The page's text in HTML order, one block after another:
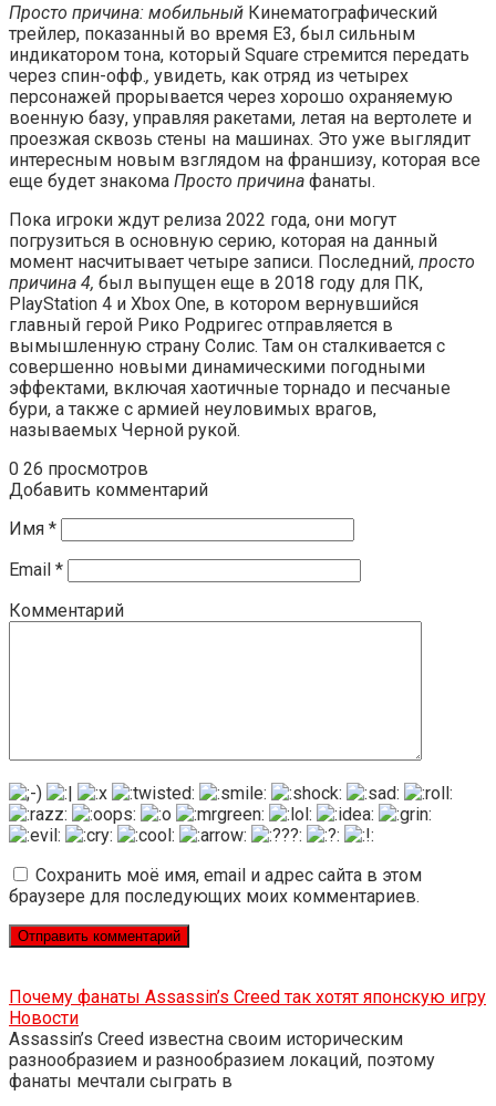
Просто причина: мобильный Кинематографический
трейлер, показанный во время E3, был сильным
индикатором тона, который Square стремится передать
через спин-офф., увидеть, как отряд из четырех
персонажей прорывается через хорошо охраняемую
военную базу, управляя ракетами, летая на вертолете и
проезжая сквозь стены на машинах. Это уже выглядит
интересным новым взглядом на франшизу, которая все
еще будет знакома Просто причина фанаты.
Пока игроки ждут релиза 2022 года, они могут
погрузиться в основную серию, которая на данный
момент насчитывает четыре записи. Последний, просто
причина 4, был выпущен еще в 2018 году для ПК,
PlayStation 4 и Xbox One, в котором вернувшийся
главный герой Рико Родригес отправляется в
вымышленную страну Солис. Там он сталкивается с
совершенно новыми динамическими погодными
эффектами, включая хаотичные торнадо и песчаные
бури, а также с армией неуловимых врагов,
называемых Черной рукой.
0 26 просмотров
Добавить комментарий
Имя *
Email *
Комментарий
Сохранить моё имя, email и адрес сайта в этом
браузере для последующих моих комментариев.
Почему фанаты Assassin’s Creed так хотят японскую игру
Новости
Assassin’s Creed известна своим историческим
разнообразием и разнообразием локаций, поэтому
фанаты мечтали сыграть в